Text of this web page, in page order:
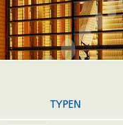
TYPEN